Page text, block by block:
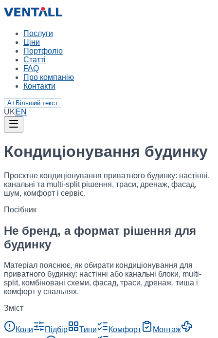
Послуги
Ціни
Портфоліо
Статті
FAQ
Про компанію
Контакти
A+ Більший текст
UK EN
Кондиціонування будинку
Проєктне кондиціонування приватного будинку: настінні,
канальні та multi-split рішення, траси, дренаж, фасад,
шум, комфорт і сервіс.
Посібник
Не бренд, а формат рішення для
будинку
Матеріал пояснює, як обирати кондиціонування для
приватного будинку: настінні або канальні блоки, multi-
split, комбіновані схеми, фасад, траси, дренаж, тиша і
комфорт у спальнях.
Зміст
Коли Підбір Типи Комфорт
Монтаж